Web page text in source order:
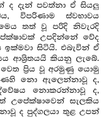
ද දැන් පවත්නා ඒ සියලු
විපරිණාම ස්වභාවය
තත් වූ පරිදි නිවැරදි
උපදින්නේ වේද
සිටියි. එබැවින් ඒ
ආශ්‍රිතයයි කියනු ලැබේ.
වෙත ප්‍රිය වූ අරමුණු යොමු
නො ඇලෙන්නාවූ ද,
නොකරන්නාවූ ද,
උපේක්ෂාවෙන් සැලකිය
ද පුද්ගලයා තුළ උපන්